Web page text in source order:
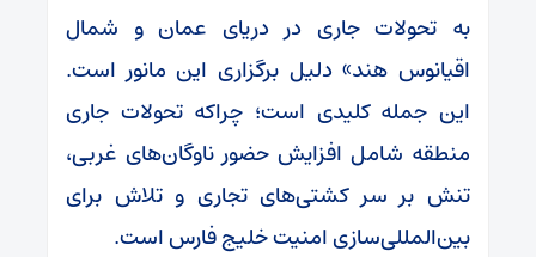
به تحولات جاری در دریای عمان و شمال
اقیانوس هند» دلیل برگزاری این مانور است.
این جمله کلیدی است؛ چراکه تحولات جاری
منطقه شامل افزایش حضور ناوگان‌های غربی،
تنش بر سر کشتی‌های تجاری و تلاش برای
بین‌المللی‌سازی امنیت خلیج فارس است.